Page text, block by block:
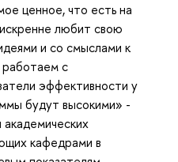
ценное, что есть на
любит свою
и со смыслами к
с
эффективности у
будут высокими» -
кафедрами в